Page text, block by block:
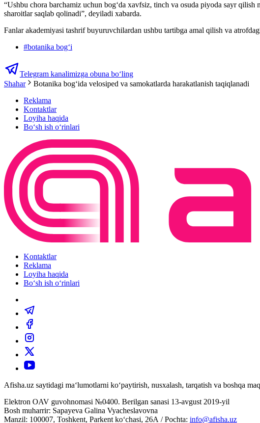
“Ushbu chora barchamiz uchun bog‘da xavfsiz, tinch va osuda piyoda sayr
sharoitlar saqlab qolinadi”, deyiladi xabarda.
Fanlar akademiyasi tashrif buyuruvchilardan ushbu tartibga amal qilish va
#botanika bogʻi
Telegram kanalimizga obuna bo‘ling
Shahar
Botanika bogʻida velosiped va samokatlarda harakatlanish taqiqlanadi
Reklama
Kontaktlar
Loyiha haqida
Bo‘sh ish o‘rinlari
Kontaktlar
Reklama
Loyiha haqida
Bo‘sh ish o‘rinlari
Afisha.uz saytidagi ma‘lumotlarni ko‘paytirish, nusxalash, tarqatish va boshqa
Elektron OAV guvohnomasi №0400. Berilgan sanasi 13-avgust 2019-yil
Bosh muharrir: Sapayeva Galina Vyacheslavovna
Manzil: 100007, Toshkent, Parkent ko‘chasi, 26А / Pochta: info@afisha.uz